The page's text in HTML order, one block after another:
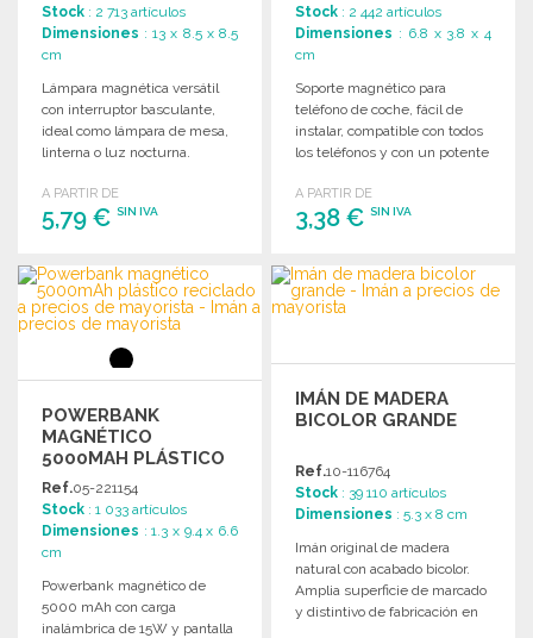
Stock : 2 713 artículos
Dimensiones : 13 x 8.5 x 8.5
cm
Lámpara magnética versátil
con interruptor basculante,
ideal como lámpara de mesa,
linterna o luz nocturna.
cm.
A PARTIR DE
5,79 € SIN IVA
PEDIR
Solicitar un presupuesto
Stock : 2 442 artículos
Dimensiones : 6.8 x 3.8 x 4
cm
Soporte magnético para
teléfono de coche, fácil de
instalar, compatible con todos
los teléfonos y con un potente
A PARTIR DE
3,38 €SIN IVA
PEDIR
Solicitar un presupuesto
POWERBANK
MAGNÉTICO
5000MAH PLÁSTICO
RECICLADO
Ref.05-221154
Stock : 1 033 artículos
Dimensiones : 1.3 x 9.4 x 6.6
cm
Powerbank magnético de
5000 mAh con carga
inalámbrica de 15W y pantalla
IMÁN DE MADERA
BICOLOR GRANDE
Ref.10-116764
Stock : 39 110 artículos
Dimensiones : 5.3 x 8 cm
Imán original de madera
natural con acabado bicolor.
Amplia superficie de marcado
y distintivo de fabricación en